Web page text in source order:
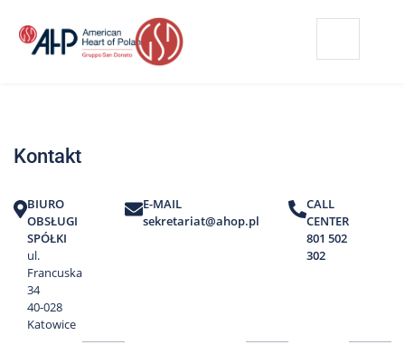
treści
Strefa
Edukacja
Pacjenta
O
nas
Marki
Kontakt
BIURO
OBSŁUGI
SPÓŁKI
ul.
Francuska
34
40-028
Katowice
E-MAIL
sekretariat@ahop.pl
CALL
CENTER
801 502
302